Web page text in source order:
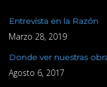
Entrevista en la Razón
Marzo 28, 2019
Donde ver nuestras
Agosto 6, 2017